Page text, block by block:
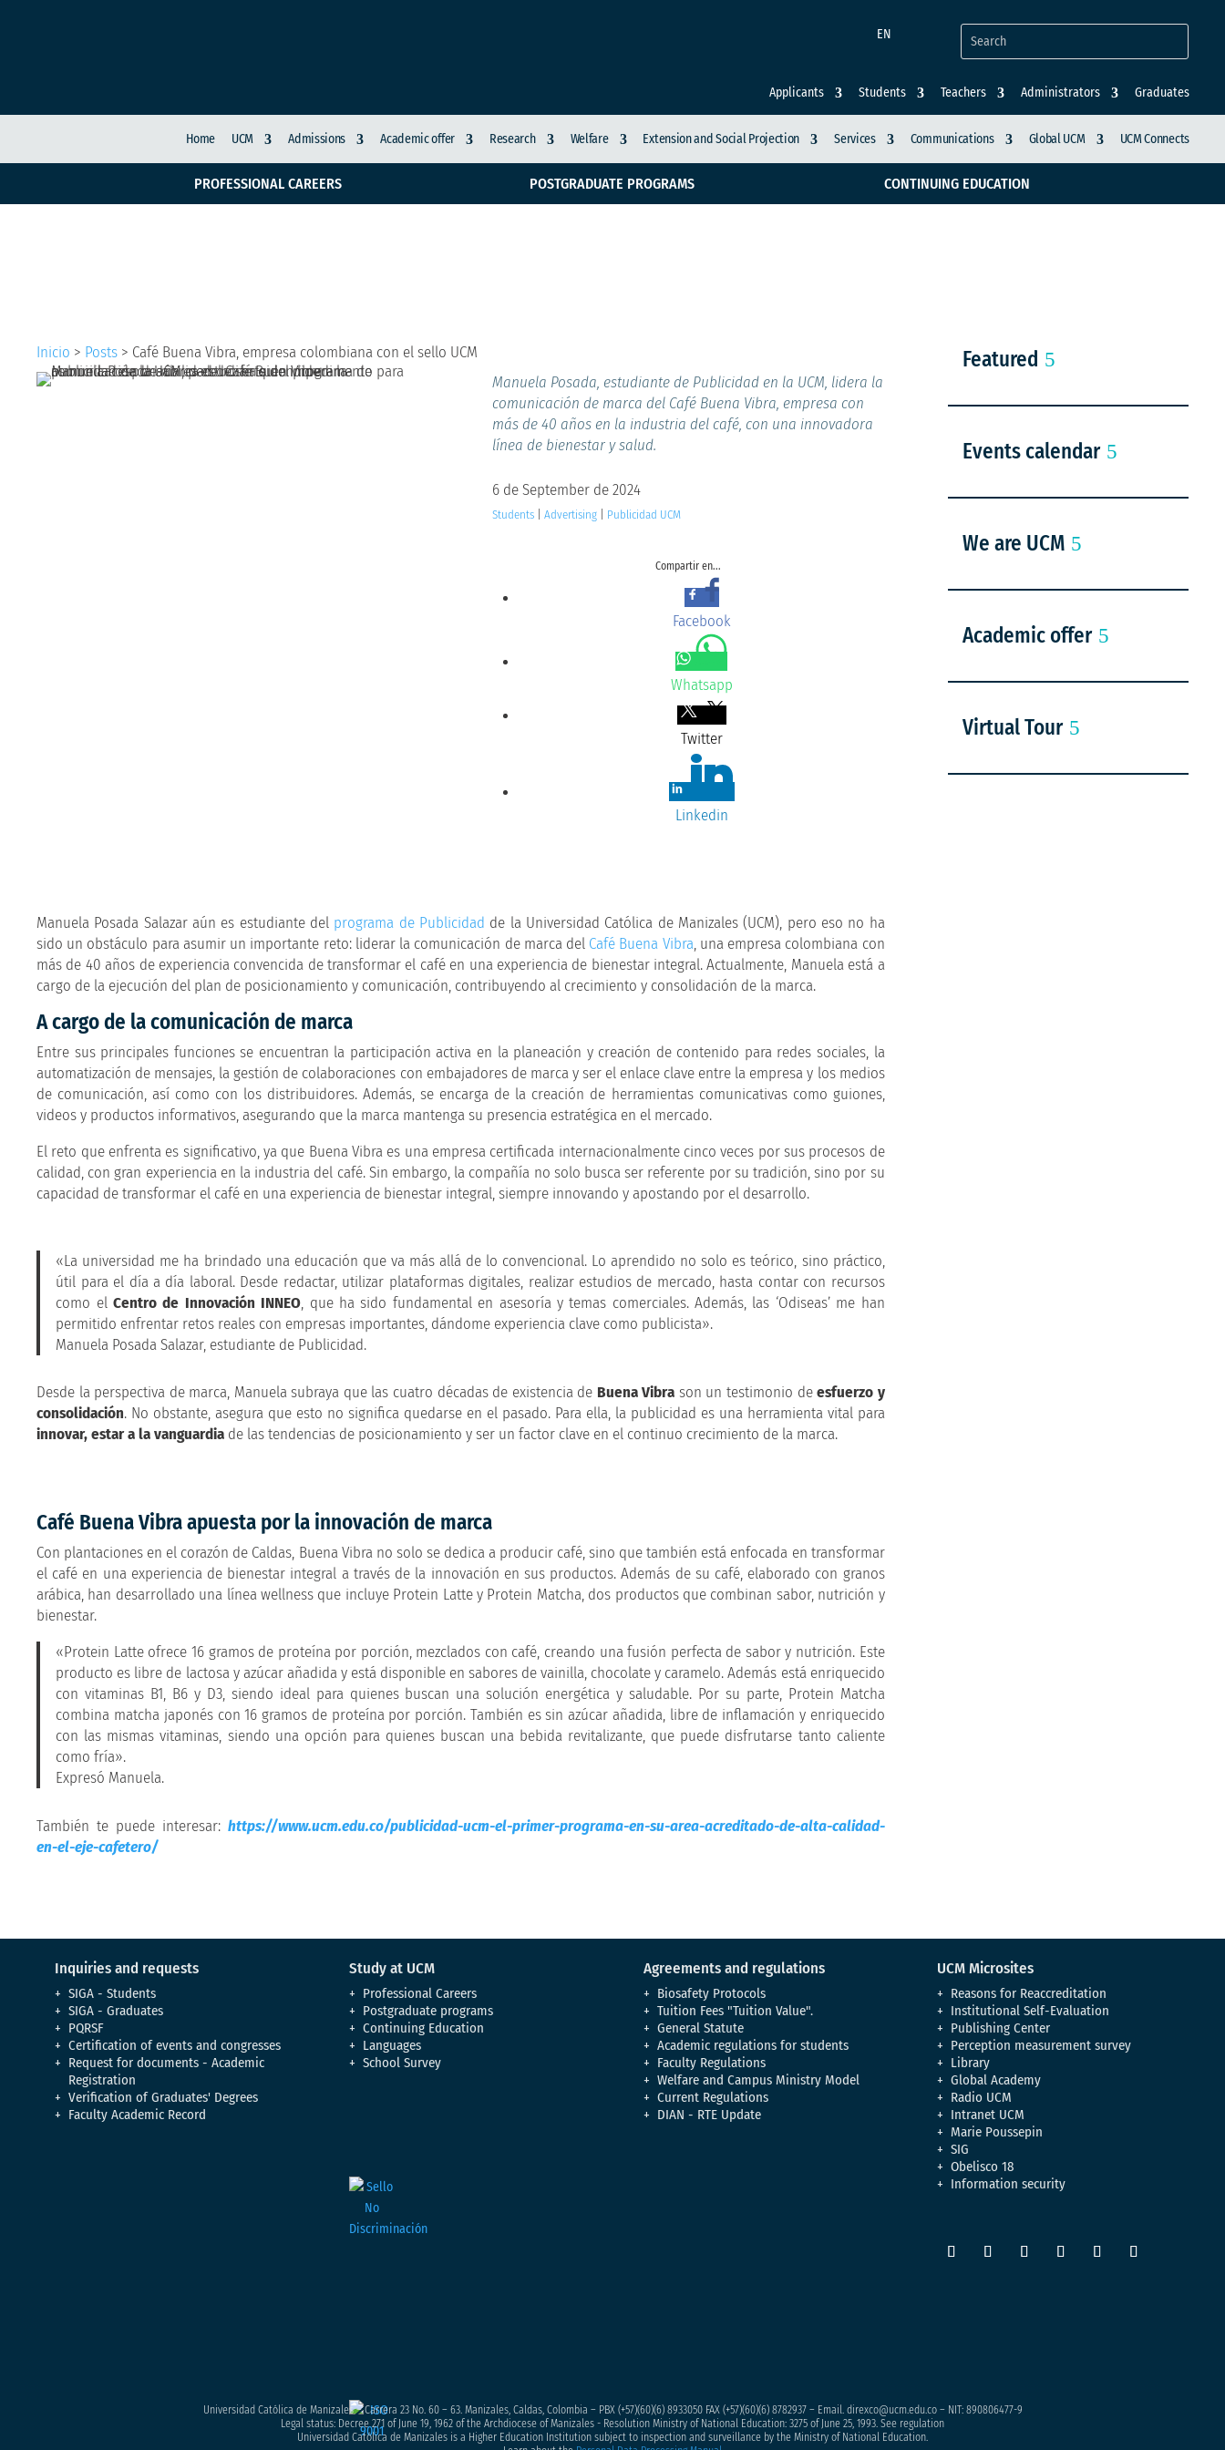
EN
Applicants Students Teachers Administrators Graduates
Home UCM Admissions Academic offer Research Welfare Extension and Social Projection Services Communications Global UCM UCM Connects
PROFESSIONAL CAREERS POSTGRADUATE PROGRAMS CONTINUING EDUCATION
Inicio > Posts > Café Buena Vibra, empresa colombiana con el sello UCM
Manuela Posada, estudiante de Publicidad en la UCM, lidera la
comunicación de marca del Café Buena Vibra, empresa con
más de 40 años en la industria del café, con una innovadora
línea de bienestar y salud.
6 de September de 2024
Students |Advertising Publicidad UCM
Compartir en...
Facebook
Whatsapp
Twitter
Linkedin
Manuela Posada Salazar aún es estudiante del programa de Publicidad de la Universidad Católica de Manizales (UCM), pero eso no ha
sido un obstáculo para asumir un importante reto: liderar la comunicación de marca del Café Buena Vibra, una empresa colombiana con
más de 40 años de experiencia convencida de transformar el café en una experiencia de bienestar integral. Actualmente, Manuela está a
cargo de la ejecución del plan de posicionamiento y comunicación, contribuyendo al crecimiento y consolidación de la marca.
A cargo de la comunicación de marca
Entre sus principales funciones se encuentran la participación activa en la planeación y creación de contenido para redes sociales, la
automatización de mensajes, la gestión de colaboraciones con embajadores de marca y ser el enlace clave entre la empresa y los medios
de comunicación, así como con los distribuidores. Además, se encarga de la creación de herramientas comunicativas como guiones,
videos y productos informativos, asegurando que la marca mantenga su presencia estratégica en el mercado.
El reto que enfrenta es significativo, ya que Buena Vibra es una empresa certificada internacionalmente cinco veces por sus procesos de
calidad, con gran experiencia en la industria del café. Sin embargo, la compañía no solo busca ser referente por su tradición, sino por su
capacidad de transformar el café en una experiencia de bienestar integral, siempre innovando y apostando por el desarrollo.
«La universidad me ha brindado una educación que va más allá de lo convencional. Lo aprendido no solo es teórico, sino práctico,
útil para el día a día laboral. Desde redactar, utilizar plataformas digitales, realizar estudios de mercado, hasta contar con recursos
como elCentro de Innovación INNEO, que ha sido fundamental en asesoría y temas comerciales. Además, las ‘Odiseas’ me han
permitido enfrentar retos reales con empresas importantes, dándome experiencia clave como publicista».
Manuela Posada Salazar, estudiante de Publicidad.
Desde la perspectiva de marca, Manuela subraya que las cuatro décadas de existencia de Buena Vibra son un testimonio deesfuerzo y
consolidación. No obstante, asegura que esto no significa quedarse en el pasado. Para ella, la publicidad es una herramienta vital para
innovar, estar a la vanguardia de las tendencias de posicionamiento y ser un factor clave en el continuo crecimiento de la marca.
Café Buena Vibra apuesta por la innovación de marca
Con plantaciones en el corazón de Caldas, Buena Vibra no solo se dedica a producir café, sino que también está enfocada en transformar
el café en una experiencia de bienestar integral a través de la innovación en sus productos. Además de su café, elaborado con granos
arábica, han desarrollado una línea wellness que incluye Protein Latte y Protein Matcha, dos productos que combinan sabor, nutrición y
bienestar.
«Protein Latte ofrece 16 gramos de proteína por porción, mezclados con café, creando una fusión perfecta de sabor y nutrición. Este
producto es libre de lactosa y azúcar añadida y está disponible en sabores de vainilla, chocolate y caramelo. Además está enriquecido
con vitaminas B1, B6 y D3, siendo ideal para quienes buscan una solución energética y saludable. Por su parte, Protein Matcha
combina matcha japonés con 16 gramos de proteína por porción. También es sin azúcar añadida, libre de inflamación y enriquecido
con las mismas vitaminas, siendo una opción para quienes buscan una bebida revitalizante, que puede disfrutarse tanto caliente
como fría».
Expresó Manuela.
También te puede interesar: https://www.ucm.edu.co/publicidad-ucm-el-primer-programa-en-su-area-acreditado-de-alta-calidad-
en-el-eje-cafetero/
Featured
Events calendar
We are UCM
Academic offer
Virtual Tour
Inquiries and requests
SIGA - Students
SIGA - Graduates
PQRSF
Certification of events and congresses
Request for documents - Academic
Registration
Verification of Graduates' Degrees
Faculty Academic Record
Study at UCM
Professional Careers
Postgraduate programs
Continuing Education
Languages
School Survey
Agreements and regulations
Biosafety Protocols
Tuition Fees "Tuition Value".
General Statute
Academic regulations for students
Faculty Regulations
Welfare and Campus Ministry Model
Current Regulations
DIAN - RTE Update
UCM Microsites
Reasons for Reaccreditation
Institutional Self-Evaluation
Publishing Center
Perception measurement survey
Library
Global Academy
Radio UCM
Intranet UCM
Marie Poussepin
SIG
Obelisco 18
Information security
Universidad Católica de Manizales – Carrera 23 No. 60 – 63. Manizales, Caldas, Colombia – PBX (+57)(60)(6) 8933050FAX (+57)(60)(6) 8782937 – Email. direxco@ucm.edu.co – NIT: 890806477-9
Legal status: Decree 271 of June 19, 1962 of the Archdiocese of Manizales - Resolution Ministry of National Education: 3275 of June 25, 1993. See regulation
Universidad Católica de Manizales is a Higher Education Institution subject to inspection and surveillance by the Ministry of National Education.